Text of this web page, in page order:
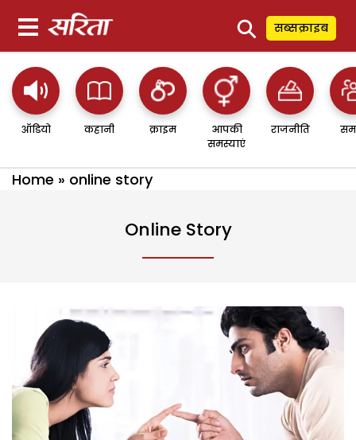
⚲ सब्सक्राइब
ऑडियो कहानी क्राइम
आपकी
समस्याएं
राजनीति
Home » online story
Online Story